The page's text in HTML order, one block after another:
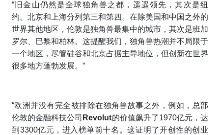
“旧金山仍然是全球独角兽之都，遥遥领先，其次是纽
约。北京和上海分列第三和第四。在除美国和中国之外的
世界其他地区，伦敦是独角兽最集中的城市，其次是班加
罗尔、巴黎和柏林。这提醒我们，独角兽热潮并不局限于
一个地区，尽管硅谷和北京占据主导地位，但创新在世界
很多地方蓬勃发展。”
“欧洲并没有完全被排除在独角兽故事之外，例如，总部
伦敦的金融科技公司 Revolut的价值飙升了1970亿元，达
到3300亿元，进入榜单前十名。这证明了开创性的创业